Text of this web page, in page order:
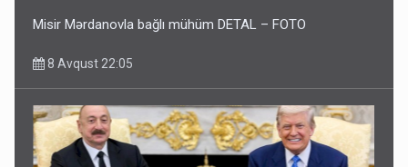
Misir Mərdanovla bağlı mühüm DETAL – FOTO
8 Avqust 22:05